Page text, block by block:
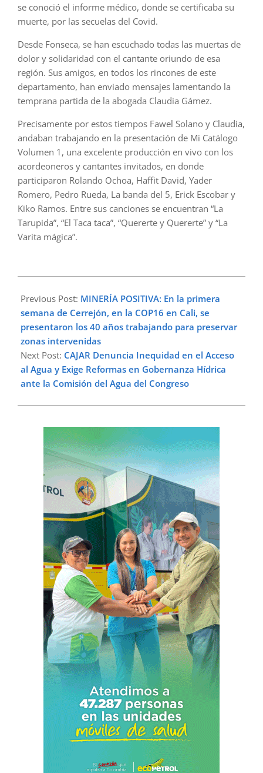
se conoció el informe médico, donde se certificaba su
muerte, por las secuelas del Covid.
Desde Fonseca, se han escuchado todas las muertas de
dolor y solidaridad con el cantante oriundo de esa
región. Sus amigos, en todos los rincones de este
departamento, han enviado mensajes lamentando la
temprana partida de la abogada Claudia Gámez.
Precisamente por estos tiempos Fawel Solano y Claudia,
andaban trabajando en la presentación de Mi Catálogo
Volumen 1, una excelente producción en vivo con los
acordeoneros y cantantes invitados, en donde
participaron Rolando Ochoa, Haffit David, Yader
Romero, Pedro Rueda, La banda del 5, Erick Escobar y
Kiko Ramos. Entre sus canciones se encuentran “La
Tarupida”, “El Taca taca”, “Quererte y Quererte” y “La
Varita mágica”.
10-
28
Previous Post: MINERÍA POSITIVA: En la primera
semana de Cerrejón, en la COP16 en Cali, se
presentaron los 40 años trabajando para preservar
zonas intervenidas
Next Post: CAJAR Denuncia Inequidad en el Acceso
al Agua y Exige Reformas en Gobernanza Hídrica
ante la Comisión del Agua del Congreso